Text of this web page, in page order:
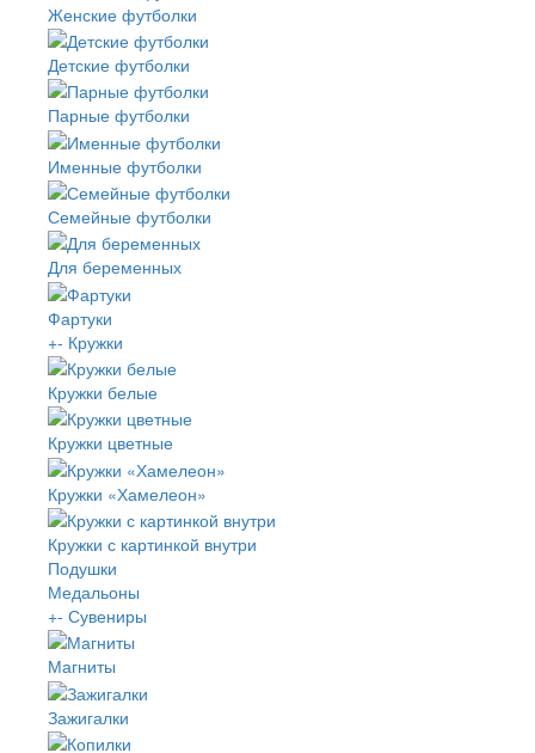
Женские футболки
Детские футболки
Парные футболки
Именные футболки
Семейные футболки
Для беременных
Фартуки
+- Кружки
Кружки белые
Кружки цветные
Кружки «Хамелеон»
Кружки с картинкой внутри
Подушки
Медальоны
+- Сувениры
Магниты
Зажигалки